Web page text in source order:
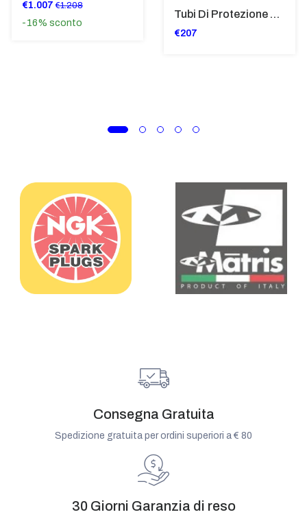
€1.007 €1.208
-16% sconto
Tubi Di Protezione Bauli Posteriori Per Bmw K 1600 Gt/Gtl (2010>2016) GIALLO - TB8025-K1600GTL
€207
Consegna Gratuita
Spedizione gratuita per ordini superiori a € 80
30 Giorni Garanzia di reso